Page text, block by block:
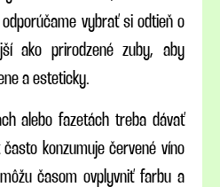
vybrať si odtieň o
ako prirodzené zuby, aby
a esteticky.
alebo fazetách treba dávať
konzumuje červené víno
časom ovplyvniť farbu a